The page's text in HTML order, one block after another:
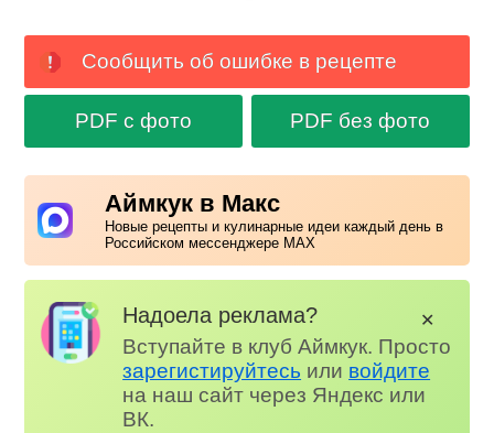
Сообщить об ошибке в рецепте
PDF с фото PDF без фото
Аймкук в Макс
Новые рецепты и кулинарные идеи каждый день в
Российском мессенджере MAX
Надоела реклама?
Вступайте в клуб Аймкук. Просто
зарегистируйтесь или войдите
на наш сайт через Яндекс или
ВК.
✕